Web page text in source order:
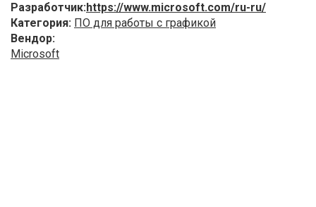
Разработчик:https://www.microsoft.com/ru-ru/
Категория: ПО для работы с графикой
Вендор:
Microsoft